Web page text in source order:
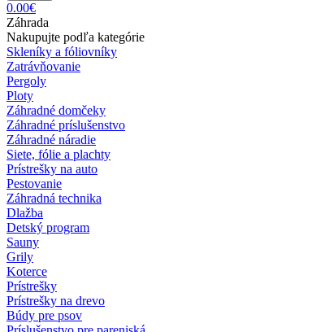
0.00€
Záhrada
Nakupujte podľa kategórie
Skleníky a fóliovníky
Zatrávňovanie
Pergoly
Ploty
Záhradné domčeky
Záhradné príslušenstvo
Záhradné náradie
Siete, fólie a plachty
Prístrešky na auto
Pestovanie
Záhradná technika
Dlažba
Detský program
Sauny
Grily
Koterce
Prístrešky
Prístrešky na drevo
Búdy pre psov